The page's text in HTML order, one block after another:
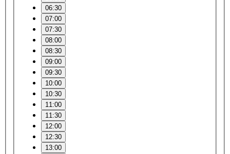
06:30
07:00
07:30
08:00
08:30
09:00
09:30
10:00
10:30
11:00
11:30
12:00
12:30
13:00